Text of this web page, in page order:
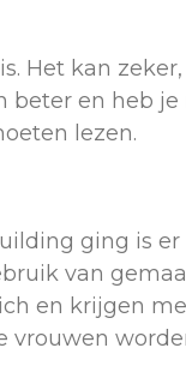
Het kan
beter en heb
lezen.
ging is
van
en krijgen